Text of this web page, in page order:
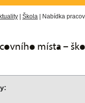
| Škola | Nabídka
místa –